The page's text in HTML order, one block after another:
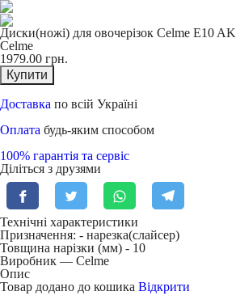
Диски(ножі) для овочерізок Celme E10 AK
Celme
1979.00 грн.
Купити
Доставка по всій Україні
Оплата будь-яким способом
100% гарантія та сервіс
Діліться з друзями
Технічні характеристики
Призначення: - нарезка(слайсер)
Товщина нарізки (мм) - 10
Виробник — Celme
Опис
Товар додано до кошика Відкрити